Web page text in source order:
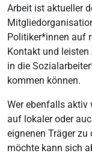
Arbeit ist aktueller
Politiker*innen auf
Kontakt und leisten
in die
kommen können.
Wer ebenfalls aktiv
auf lokaler oder
eignenen Träger
möchte kann sich